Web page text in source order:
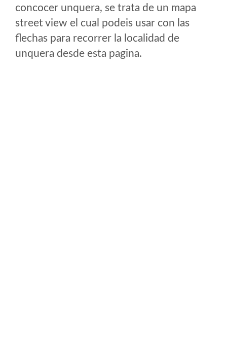
concocer unquera, se trata de un mapa
street view el cual podeis usar con las
flechas para recorrer la localidad de
unquera desde esta pagina.